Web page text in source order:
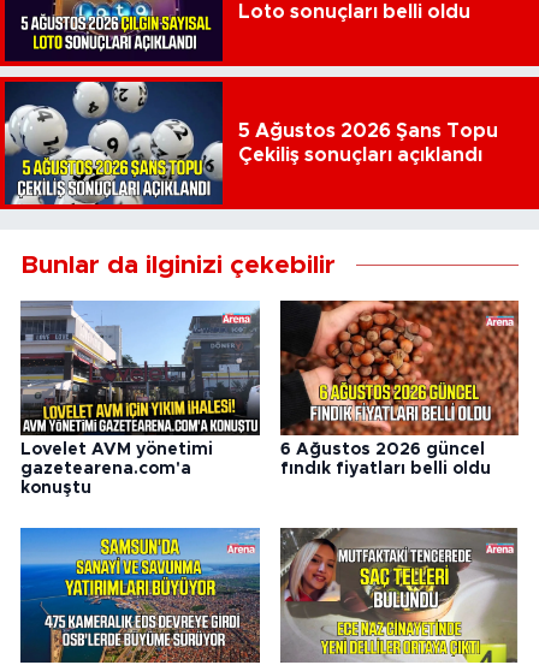
Loto sonuçları belli oldu
5 Ağustos 2026 Şans Topu
Çekiliş sonuçları açıklandı
Bunlar da ilginizi çekebilir
Lovelet AVM yönetimi
gazetearena.com'a
konuştu
6 Ağustos 2026 güncel
fındık fiyatları belli oldu